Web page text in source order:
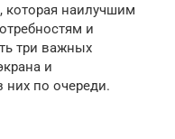
которая наилучшим
и
три важных
и
по очереди.